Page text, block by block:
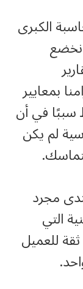
الكبرى
نخضع
بمعايير
سببًا في أن
لم يكن
مجرد
التي
للعميل